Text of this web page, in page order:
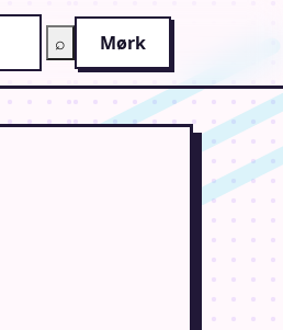
⌕ Mørk